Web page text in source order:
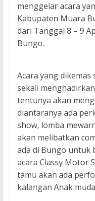
menggelar acara
Kabupaten Muara
dari Tanggal 8 – 9
Bungo.
Acara yang
sekali
tentunya akan
diantaranya ada
show, lomba
akan melibatkan
ada di Bungo untuk
acara Classy Motor
tamu akan ada
kalangan Anak